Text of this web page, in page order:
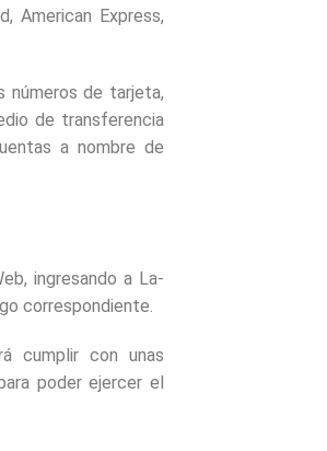
American Express,
números de tarjeta,
de transferencia
a nombre de
ingresando a La-
correspondiente.
cumplir con unas
poder ejercer el